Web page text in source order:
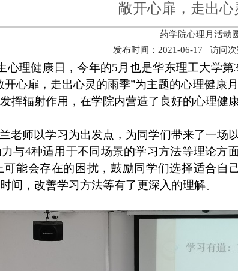
敞开心扉，走出心
——药学院心理月活动
发布时间：2021-06-17 访问次
心理健康日，今年的5 月也是华东理工大学第
心扉，走出心灵的雨季”为主题的心理健康
挥辐射作用，在学院内营造了良好的心理健
老师以学习为出发点，为同学们带来了一场
与4种适用于不同场景的学习方法等理论方
能会存在的困扰，鼓励同学们选择适合
间，改善学习方法等有了更深入的理解。